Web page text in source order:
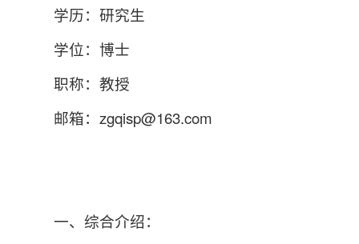
学历：研究生
学位：博士
职称：教授
邮箱：zgqisp@163.com
一、综合介绍：